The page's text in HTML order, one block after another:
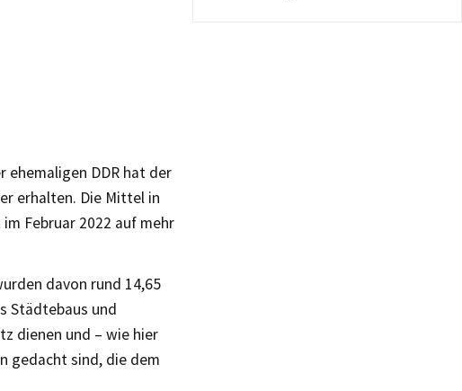
ehemaligen DDR hat der
erhalten. Die Mittel in
Februar 2022 auf mehr
davon rund 14,65
Städtebaus und
dienen und – wie hier
gedacht sind, die dem